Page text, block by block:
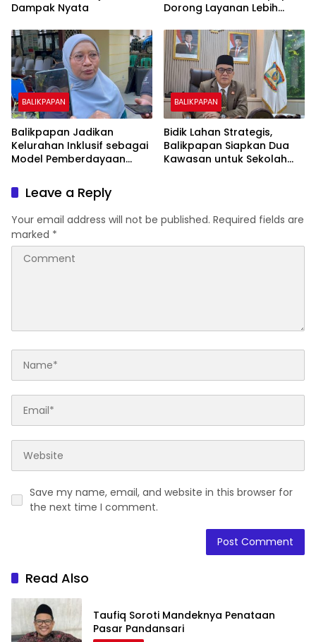
Dampak Nyata
Dorong Layanan Lebih
Biaya Warga
BALIKPAPAN
Balikpapan Jadikan
Kelurahan Inklusif sebagai
Model Pemberdayaan
BALIKPAPAN
Bidik Lahan Strategis,
Balikpapan Siapkan Dua
Kawasan untuk Sekolah
Leave a Reply
Your email address will not be published. Required fields are
marked *
Save my name, email, and website in this browser for
the next time I comment.
Read Also
Taufiq Soroti Mandeknya Penataan
Pasar Pandansari